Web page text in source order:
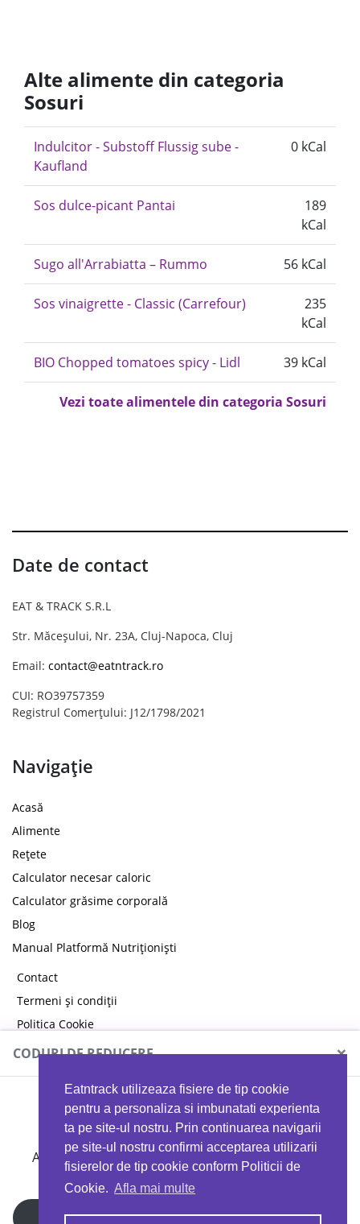
Eatntrack utilizeaza fisiere de tip cookie
pentru a personaliza si imbunatati experienta
ta pe site-ul nostru. Prin continuarea navigarii
pe site-ul nostru confirmi acceptarea utilizarii
fisierelor de tip cookie conform Politicii de
Cookie. Afla mai multe
Alte alimente din categoria
Sosuri
Indulcitor - Substoff Flussig sube -
Kaufland
0 kCal
Sos dulce-picant Pantai
189
kCal
Sugo all'Arrabiatta – Rummo 56 kCal
Sos vinaigrette - Classic (Carrefour)
235
kCal
BIO Chopped tomatoes spicy - Lidl 39 kCal
Vezi toate alimentele din categoria Sosuri
Date de contact
EAT & TRACK S.R.L
Str. Măceșului, Nr. 23A, Cluj-Napoca, Cluj
Email: contact@eatntrack.ro
CUI: RO39757359
Registrul Comerțului: J12/1798/2021
Navigație
Acasă
Alimente
Rețete
Calculator necesar caloric
Calculator grăsime corporală
Blog
Manual Platformă Nutriționiști
Contact
Termeni și condiții
Politica Cookie
Politica de confidențialitate
CODURI DE REDUCERE ×
MYPROTEIN
Ai 40%reducere la orice comandă folosind codul
EATTRACK
Profită acum